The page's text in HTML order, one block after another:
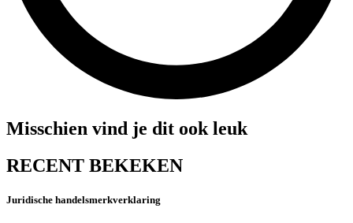
Misschien vind je dit ook leuk
RECENT BEKEKEN
Juridische handelsmerkverklaring